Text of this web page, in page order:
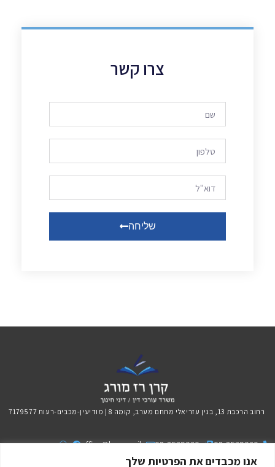
אנו מכבדים את הפרטיות שלך
צרו קשר
שליחה
רחוב הרכבת 13, בנין עזריאלי מתחם מערב, קומה 8 | מודיעין-מכבים-רעות 7179577
08-8539020
08-8539030
office@kraz.co.il